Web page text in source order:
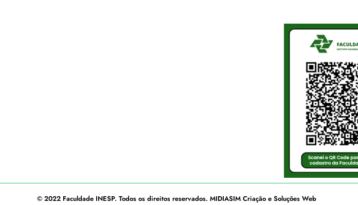
© 2022 Faculdade INESP. Todos os direitos reservados. MIDIASIM Criação e Soluções Web